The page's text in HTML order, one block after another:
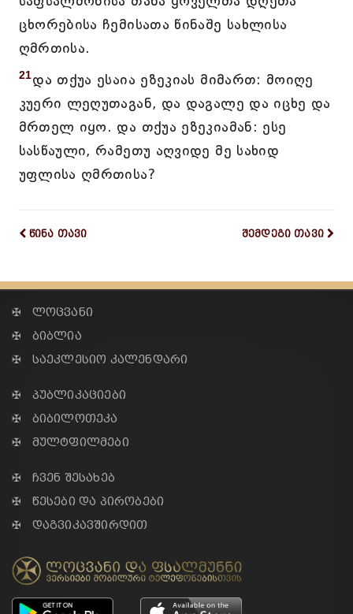
ცხორებისა ჩემისათა წინაშე სახლისა
ღმრთისა.
21და თქუა ესაია ეზეკიას მიმართ: მოიღე
კუერი ლეღუთაგან, და დაგალე და იცხე და
მრთელ იყო. და თქუა ეზეკიამან: ესე
სასწაული, რამეთუ აღვიდე მე სახიდ
უფლისა ღმრთისა?
წინა თავი შემდეგი თავი
✠ ლოცვანი
✠ ბიბლია
✠ საეკლესიო კალენდარი
✠ პუბლიკაციები
✠ ბიბილოთეკა
✠ მულტფილმები
✠ ჩვენ შესახებ
✠ წესები და პირობები
✠ დაგვიკავშირდით